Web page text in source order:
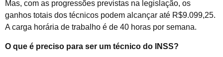
Mas, com as progressões previstas na legislação, os
ganhos totais dos técnicos podem alcançar até R$9.099,25.
A carga horária de trabalho é de 40 horas por semana.
O que é preciso para ser um técnico do INSS?